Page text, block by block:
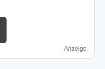
Anzeige